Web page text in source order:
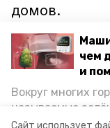
Сайт использует
чем
и
Вокруг многих
называемые
снижающие
домов.
Ранее
раздельного
Фото: